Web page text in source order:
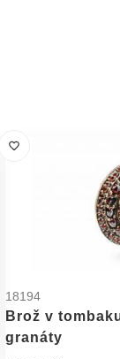
18194
Brož v
granáty